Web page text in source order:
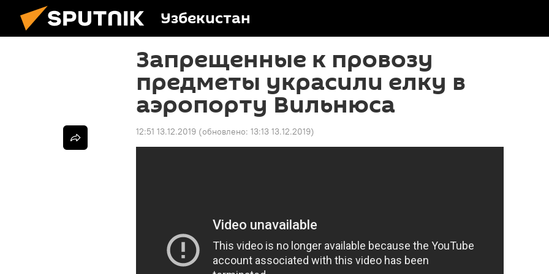
Узбекистан
Запрещенные к провозу
предметы украсили елку в
аэропорту Вильнюса
12:51 13.12.2019 (обновлено: 13:13 13.12.2019)